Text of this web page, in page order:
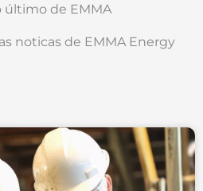
último de EMMA
noticas de EMMA Energy